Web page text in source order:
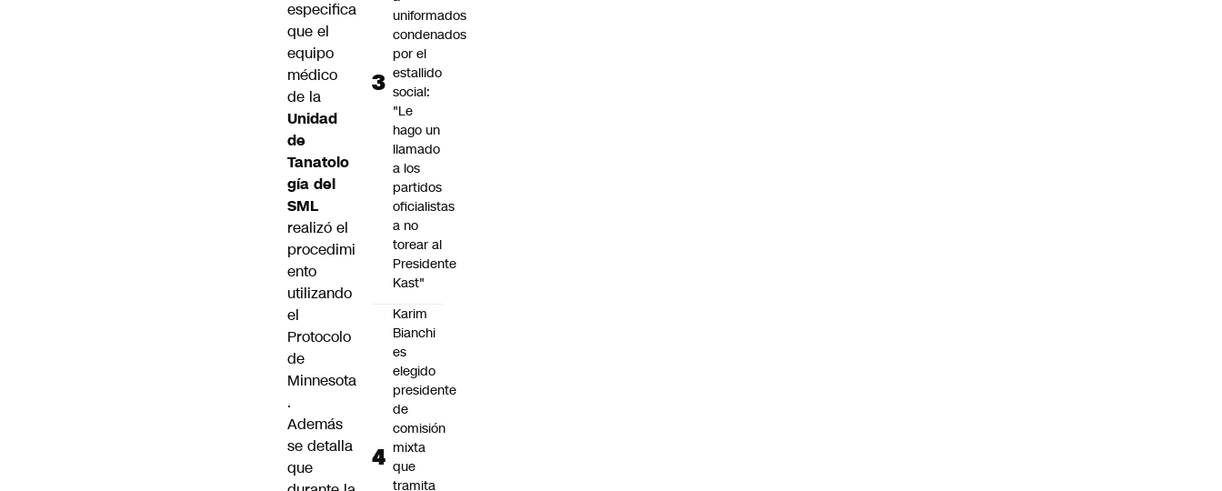
especifica
que el
equipo
médico
de la
Unidad
de
Tanatolo
gía del
SML
realizó el
procedimi
ento
utilizando
el
Protocolo
de
Minnesota
.
Además
se detalla
que
uniformados
condenados
por el
estallido
social:
"Le
hago un
llamado
a los
partidos
oficialistas
a no
torear al
Presidente
Kast"
Karim
Bianchi
es
elegido
presidente
de
comisión
mixta
que
tramita